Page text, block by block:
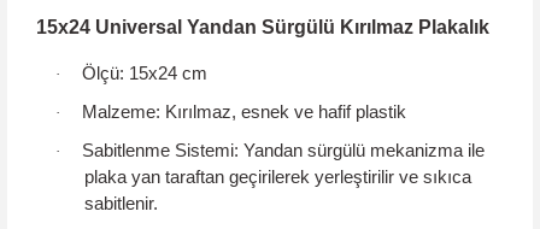
15x24 Universal Yandan Sürgülü Kırılmaz Plakalık
· Ölçü: 15x24 cm
· Malzeme: Kırılmaz, esnek ve hafif plastik
· Sabitlenme Sistemi: Yandan sürgülü mekanizma ile
plaka yan taraftan geçirilerek yerleştirilir ve sıkıca
sabitlenir.